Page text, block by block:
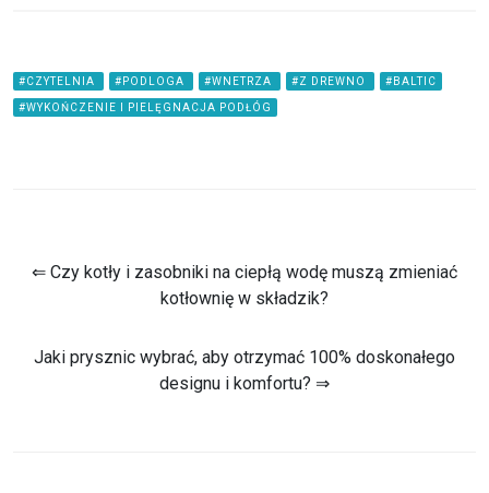
#CZYTELNIA #PODLOGA #WNETRZA #Z DREWNO #BALTIC
#WYKOŃCZENIE I PIELĘGNACJA PODŁÓG
⇐ Czy kotły i zasobniki na ciepłą wodę muszą zmieniać
kotłownię w składzik?
Jaki prysznic wybrać, aby otrzymać 100% doskonałego
designu i komfortu? ⇒